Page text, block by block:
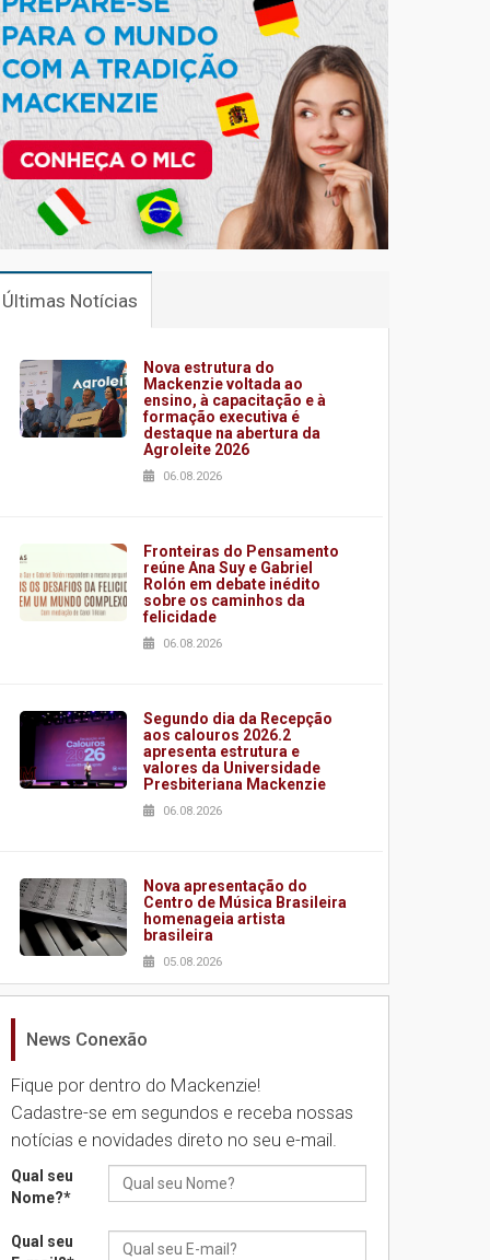
Últimas Notícias
Nova estrutura do
Mackenzie voltada ao
ensino, à capacitação e à
formação executiva é
destaque na abertura da
Agroleite 2026
06.08.2026
Fronteiras do Pensamento
reúne Ana Suy e Gabriel
Rolón em debate inédito
sobre os caminhos da
felicidade
06.08.2026
Segundo dia da Recepção
aos calouros 2026.2
apresenta estrutura e
valores da Universidade
Presbiteriana Mackenzie
06.08.2026
Nova apresentação do
Centro de Música Brasileira
homenageia artista
brasileira
05.08.2026
Universidade Mackenzie
Seminário discute desafios
das novas tecnologias em
sistemas solares
04.08.2026
News Conexão
Fique por dentro do Mackenzie!
Cadastre-se em segundos e receba nossas
notícias e novidades direto no seu e-mail.
Qual seu
Nome?*
Qual seu